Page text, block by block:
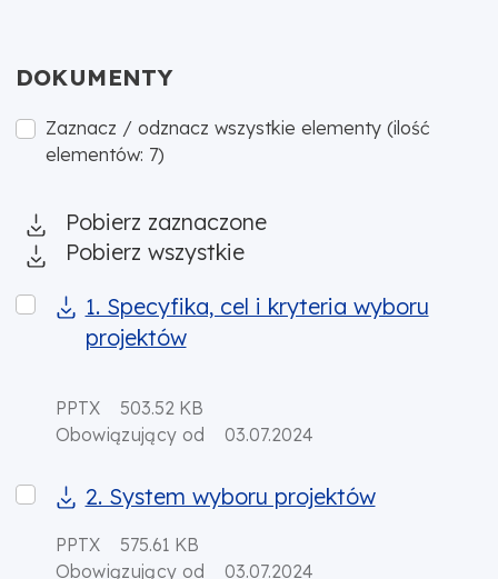
DOKUMENTY
Zaznacz / odznacz wszystkie elementy (ilość
elementów: 7)
Pobierz zaznaczone
Pobierz wszystkie
1. Specyfika, cel i kryteria wyboru projektów
1. Specyfika, cel i kryteria wyboru
projektów
PPTX
503.52 KB
Obowiązujący od
03.07.2024
2. System wyboru projektów
2. System wyboru projektów
PPTX
575.61 KB
Obowiązujący od
03.07.2024